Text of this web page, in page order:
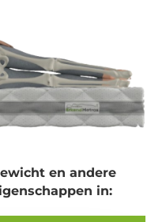
en andere
in: